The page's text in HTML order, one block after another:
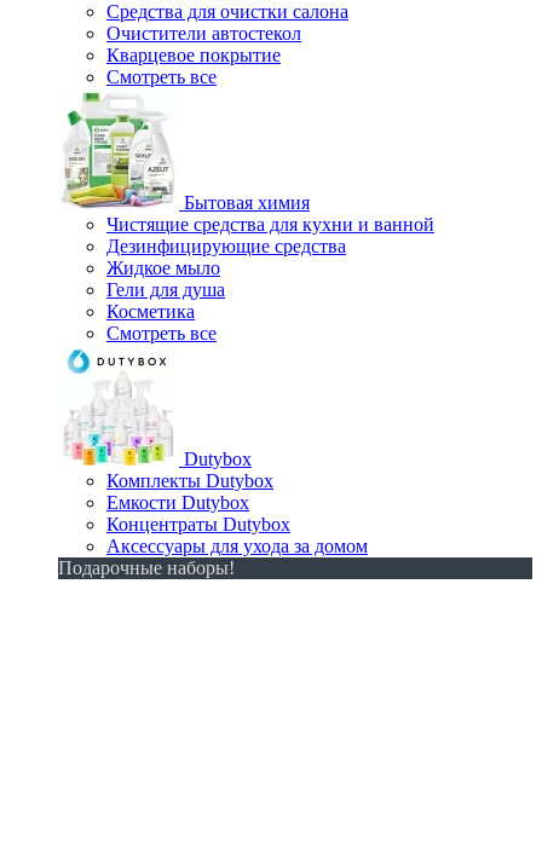
Средства для очистки салона
Очистители автостекол
Кварцевое покрытие
Смотреть все
Бытовая химия
Чистящие средства для кухни и ванной
Дезинфицирующие средства
Жидкое мыло
Гели для душа
Косметика
Смотреть все
Dutybox
Комплекты Dutybox
Емкости Dutybox
Концентраты Dutybox
Аксессуары для ухода за домом
Подарочные наборы!